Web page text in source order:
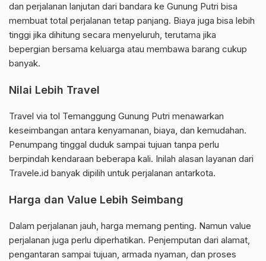
dan perjalanan lanjutan dari bandara ke Gunung Putri bisa
membuat total perjalanan tetap panjang. Biaya juga bisa lebih
tinggi jika dihitung secara menyeluruh, terutama jika
bepergian bersama keluarga atau membawa barang cukup
banyak.
Nilai Lebih Travel
Travel via tol Temanggung Gunung Putri menawarkan
keseimbangan antara kenyamanan, biaya, dan kemudahan.
Penumpang tinggal duduk sampai tujuan tanpa perlu
berpindah kendaraan beberapa kali. Inilah alasan layanan dari
Travele.id banyak dipilih untuk perjalanan antarkota.
Harga dan Value Lebih Seimbang
Dalam perjalanan jauh, harga memang penting. Namun value
perjalanan juga perlu diperhatikan. Penjemputan dari alamat,
pengantaran sampai tujuan, armada nyaman, dan proses